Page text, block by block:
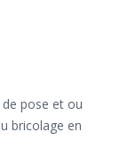
pose et ou
bricolage en